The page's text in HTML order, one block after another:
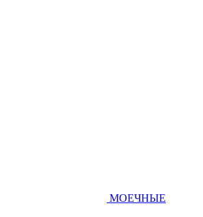
МОЕЧНЫЕ